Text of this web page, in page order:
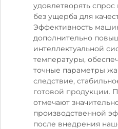
удовлетворять
без ущерба для
Эффективность
дополнительно
интеллектуальной
температуры,
точные параметры
следствие,
готовой продукции.
отмечают
производственной
после внедрения